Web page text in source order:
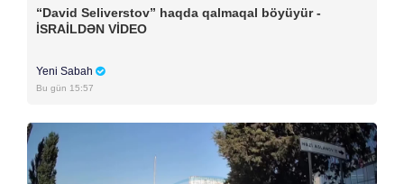
“David Seliverstov” haqda qalmaqal böyüyür -
İSRAİLDƏN VİDEO
Yeni Sabah
Bu gün 15:57